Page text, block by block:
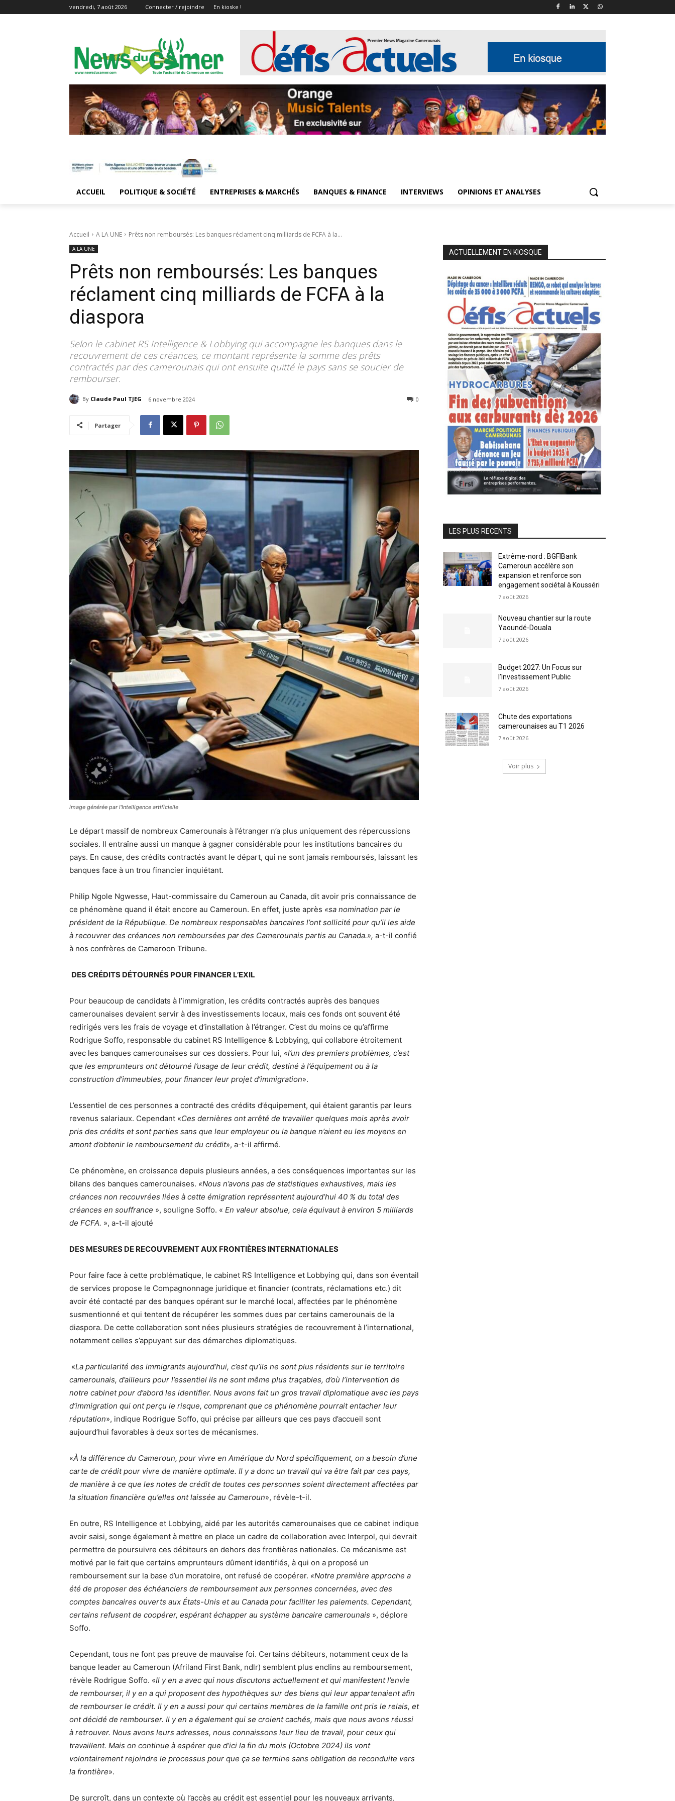
vendredi, 7 août 2026 Connecter / rejoindre En kioske !
ACCUEIL POLITIQUE & SOCIÉTÉ ENTREPRISES & MARCHÉS BANQUES & FINANCE INTERVIEWS OPINIONS ET ANALYSES
Accueil A LA UNE Prêts non remboursés: Les banques réclament cinq milliards de FCFA à la...
A LA UNE
Prêts non remboursés: Les banques
réclament cinq milliards de FCFA à la
diaspora
Selon le cabinet RS Intelligence & Lobbying qui accompagne les banques dans le
recouvrement de ces créances, ce montant représente la somme des prêts
contractés par des camerounais qui ont ensuite quitté le pays sans se soucier de
rembourser.
By Claude Paul TJEG 6 novembre 2024 0
Partager
image générée par l'Intelligence artificielle
Le départ massif de nombreux Camerounais à l’étranger n’a plus uniquement des répercussions
sociales. Il entraîne aussi un manque à gagner considérable pour les institutions bancaires du
pays. En cause, des crédits contractés avant le départ, qui ne sont jamais remboursés, laissant les
banques face à un trou financier inquiétant.
Philip Ngole Ngwesse, Haut-commissaire du Cameroun au Canada, dit avoir pris connaissance de
ce phénomène quand il était encore au Cameroun. En effet, juste après «sa nomination par le
président de la République. De nombreux responsables bancaires l’ont sollicité pour qu’il les aide
à recouvrer des créances non remboursées par des Camerounais partis au Canada.», a-t-il confié
à nos confrères de Cameroon Tribune.
DES CRÉDITS DÉTOURNÉS POUR FINANCER L’EXIL
Pour beaucoup de candidats à l’immigration, les crédits contractés auprès des banques
camerounaises devaient servir à des investissements locaux, mais ces fonds ont souvent été
redirigés vers les frais de voyage et d’installation à l’étranger. C’est du moins ce qu’affirme
Rodrigue Soffo, responsable du cabinet RS Intelligence & Lobbying, qui collabore étroitement
avec les banques camerounaises sur ces dossiers. Pour lui, «l’un des premiers problèmes, c’est
que les emprunteurs ont détourné l’usage de leur crédit, destiné à l’équipement ou à la
construction d’immeubles, pour financer leur projet d’immigration».
L’essentiel de ces personnes a contracté des crédits d’équipement, qui étaient garantis par leurs
revenus salariaux. Cependant «Ces dernières ont arrêté de travailler quelques mois après avoir
pris des crédits et sont parties sans que leur employeur ou la banque n’aient eu les moyens en
amont d’obtenir le remboursement du crédit», a-t-il affirmé.
Ce phénomène, en croissance depuis plusieurs années, a des conséquences importantes sur les
bilans des banques camerounaises. «Nous n’avons pas de statistiques exhaustives, mais les
créances non recouvrées liées à cette émigration représentent aujourd’hui 40 % du total des
créances en souffrance », souligne Soffo. « En valeur absolue, cela équivaut à environ 5 milliards
de FCFA. », a-t-il ajouté
DES MESURES DE RECOUVREMENT AUX FRONTIÈRES INTERNATIONALES
Pour faire face à cette problématique, le cabinet RS Intelligence et Lobbying qui, dans son éventail
de services propose le Compagnonnage juridique et financier (contrats, réclamations etc.) dit
avoir été contacté par des banques opérant sur le marché local, affectées par le phénomène
susmentionné et qui tentent de récupérer les sommes dues par certains camerounais de la
diaspora. De cette collaboration sont nées plusieurs stratégies de recouvrement à l’international,
notamment celles s’appuyant sur des démarches diplomatiques.
«La particularité des immigrants aujourd’hui, c’est qu’ils ne sont plus résidents sur le territoire
camerounais, d’ailleurs pour l’essentiel ils ne sont même plus traçables, d’où l’intervention de
notre cabinet pour d’abord les identifier. Nous avons fait un gros travail diplomatique avec les pays
d’immigration qui ont perçu le risque, comprenant que ce phénomène pourrait entacher leur
réputation», indique Rodrigue Soffo, qui précise par ailleurs que ces pays d’accueil sont
aujourd’hui favorables à deux sortes de mécanismes.
«À la différence du Cameroun, pour vivre en Amérique du Nord spécifiquement, on a besoin d’une
carte de crédit pour vivre de manière optimale. Il y a donc un travail qui va être fait par ces pays,
de manière à ce que les notes de crédit de toutes ces personnes soient directement affectées par
la situation financière qu’elles ont laissée au Cameroun», révèle-t-il.
En outre, RS Intelligence et Lobbying, aidé par les autorités camerounaises que ce cabinet indique
avoir saisi, songe également à mettre en place un cadre de collaboration avec Interpol, qui devrait
permettre de poursuivre ces débiteurs en dehors des frontières nationales. Ce mécanisme est
motivé par le fait que certains emprunteurs dûment identifiés, à qui on a proposé un
remboursement sur la base d’un moratoire, ont refusé de coopérer. «Notre première approche a
été de proposer des échéanciers de remboursement aux personnes concernées, avec des
comptes bancaires ouverts aux États-Unis et au Canada pour faciliter les paiements. Cependant,
certains refusent de coopérer, espérant échapper au système bancaire camerounais », déplore
Soffo.
Cependant, tous ne font pas preuve de mauvaise foi. Certains débiteurs, notamment ceux de la
banque leader au Cameroun (Afriland First Bank, ndlr) semblent plus enclins au remboursement,
révèle Rodrigue Soffo. «Il y en a avec qui nous discutons actuellement et qui manifestent l’envie
de rembourser, il y en a qui proposent des hypothèques sur des biens qui leur appartenaient afin
de rembourser le crédit. Il y en a aussi pour qui certains membres de la famille ont pris le relais, et
ont décidé de rembourser. Il y en a également qui se croient cachés, mais que nous avons réussi
à retrouver. Nous avons leurs adresses, nous connaissons leur lieu de travail, pour ceux qui
travaillent. Mais on continue à espérer que d’ici la fin du mois (Octobre 2024) ils vont
volontairement rejoindre le processus pour que ça se termine sans obligation de reconduite vers
la frontière».
De surcroît, dans un contexte où l’accès au crédit est essentiel pour les nouveaux arrivants,
ACTUELLEMENT EN KIOSQUE
LES PLUS RECENTS
Extrême-nord : BGFIBank
Cameroun accélère son
expansion et renforce son
engagement sociétal à Kousséri
7 août 2026
Nouveau chantier sur la route
Yaoundé-Douala
7 août 2026
Budget 2027: Un Focus sur
l’Investissement Public
7 août 2026
Chute des exportations
camerounaises au T1 2026
7 août 2026
Voir plus